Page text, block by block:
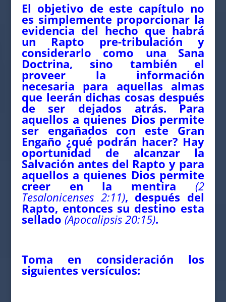
El objetivo de este capítulo no
es simplemente proporcionar la
evidencia del hecho que habrá
un Rapto pre-tribulación y
considerarlo como una Sana
Doctrina, sino también el
proveer la información
necesaria para aquellas almas
que leerán dichas cosas después
de ser dejados atrás. Para
aquellos a quienes Dios permite
ser engañados con este Gran
Engaño ¿qué podrán hacer? Hay
oportunidad de alcanzar la
Salvación antes del Rapto y para
aquellos a quienes Dios permite
creer en la mentira (2
Tesalonicenses 2:11), después del
Rapto, entonces su destino esta
sellado (Apocalipsis 20:15).
Toma en consideración los
siguientes versículos: